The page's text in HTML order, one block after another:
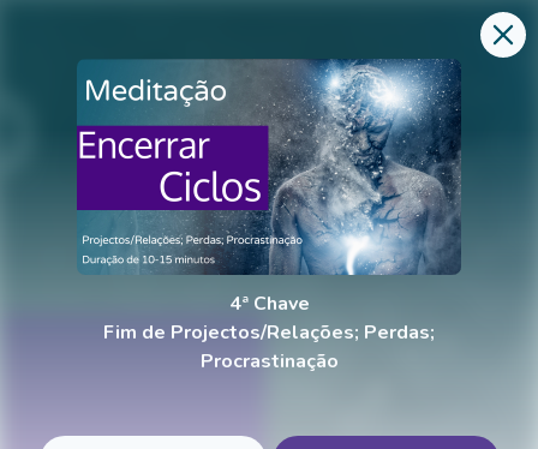
4ª Chave
Fim de Projectos/Relações; Perdas;
Procrastinação